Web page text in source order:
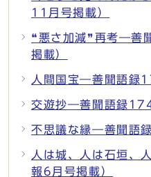
11月号掲載）
❝悪さ加減❞再考―善
掲載）
人間国宝―善聞語録
交遊抄―善聞語録
不思議な縁―善聞語
人は城、人は石垣
報6月号掲載）